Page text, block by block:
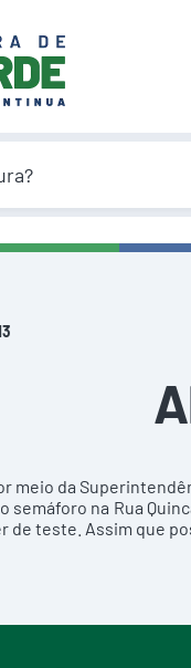
meio da
semáforo na Rua
de teste. Assim que